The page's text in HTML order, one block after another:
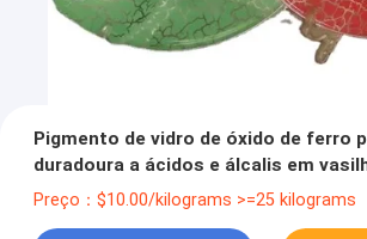
Pigmento de vidro de óxido de ferro
duradoura a ácidos e álcalis em
de vidro
Preço：$10.00/kilograms >=25 kilograms